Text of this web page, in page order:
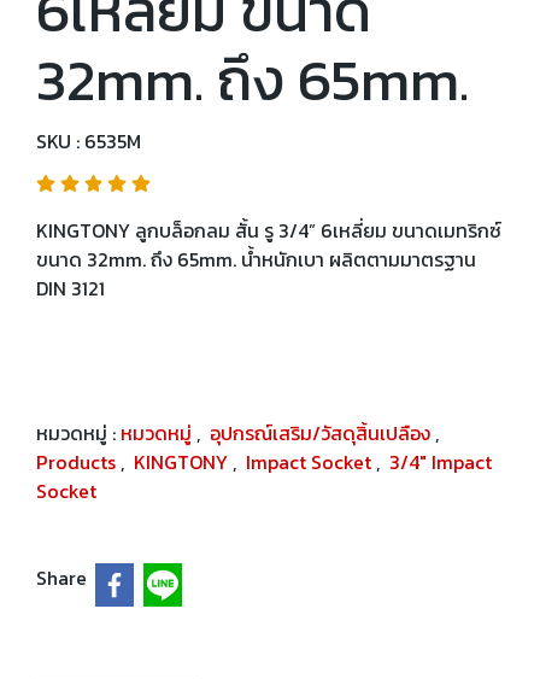
32mm. ถึง 65mm.
SKU : 6535M
KINGTONY ลูกบล็อกลม สั้น รู 3/4” 6เหลี่ยม ขนาดเมทริกซ์
ขนาด 32mm. ถึง 65mm. น้ำหนักเบา ผลิตตามมาตรฐาน
DIN 3121
หมวดหมู่ : หมวดหมู่ , อุปกรณ์เสริม/วัสดุสิ้นเปลือง ,
Products , KINGTONY , Impact Socket , 3/4" Impact
Socket
Share